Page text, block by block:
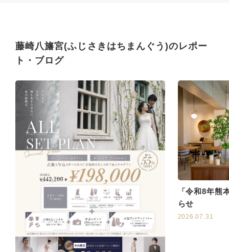
藤崎八旛宮(ふじさきはちまんぐう)のレポー
ト・ブログ
「令和8年熊
らせ
2026.07.31